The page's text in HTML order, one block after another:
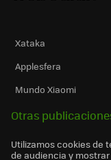
Xataka
Applesfera
Mundo Xiaomi
Otras
Utilizamos cookies de
de audiencia y